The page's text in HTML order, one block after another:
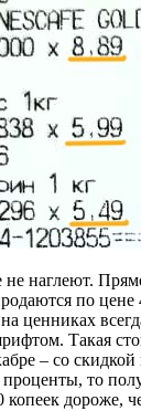
наглеют.
по цене
ценниках
Такая
– со
то
копеек дороже,